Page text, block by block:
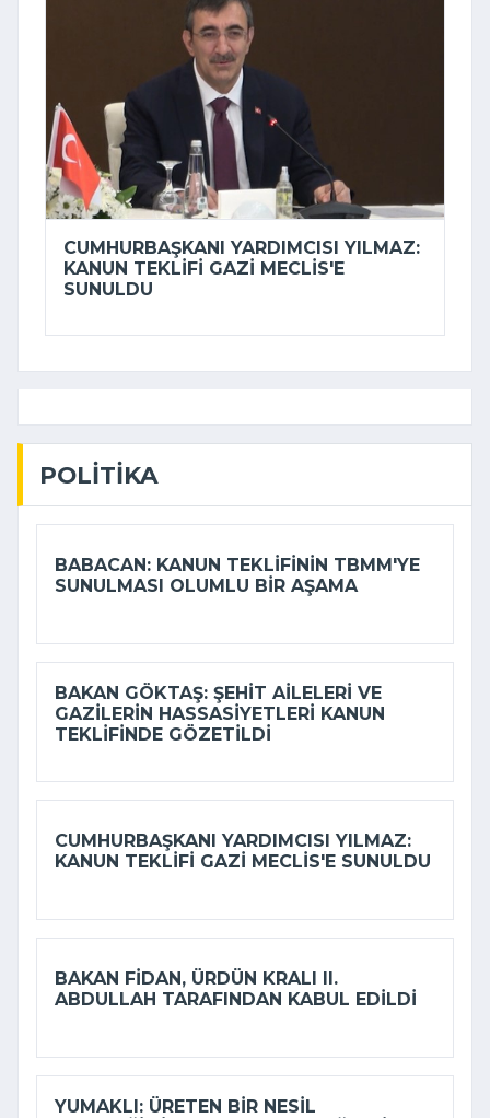
CUMHURBAŞKANI YARDIMCISI YILMAZ:
KANUN TEKLIFI GAZI MECLIS'E
SUNULDU
POLITIKA
BABACAN: KANUN TEKLIFININ TBMM'YE
SUNULMASI OLUMLU BIR AŞAMA
BAKAN GÖKTAŞ: ŞEHIT AILELERI VE
GAZILERIN HASSASIYETLERI KANUN
TEKLIFINDE GÖZETILDI
CUMHURBAŞKANI YARDIMCISI YILMAZ:
KANUN TEKLIFI GAZI MECLIS'E SUNULDU
BAKAN FIDAN, ÜRDÜN KRALI II.
ABDULLAH TARAFINDAN KABUL EDILDI
YUMAKLI: ÜRETEN BIR NESIL